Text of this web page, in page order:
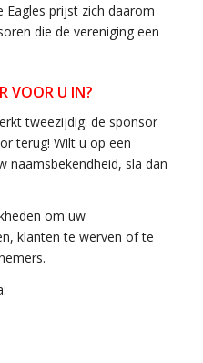
Eagles prijst zich daarom
die de vereniging een
VOOR U IN?
tweezijdig: de sponsor
terug! Wilt u op een
naamsbekendheid, sla dan
om uw
klanten te werven of te